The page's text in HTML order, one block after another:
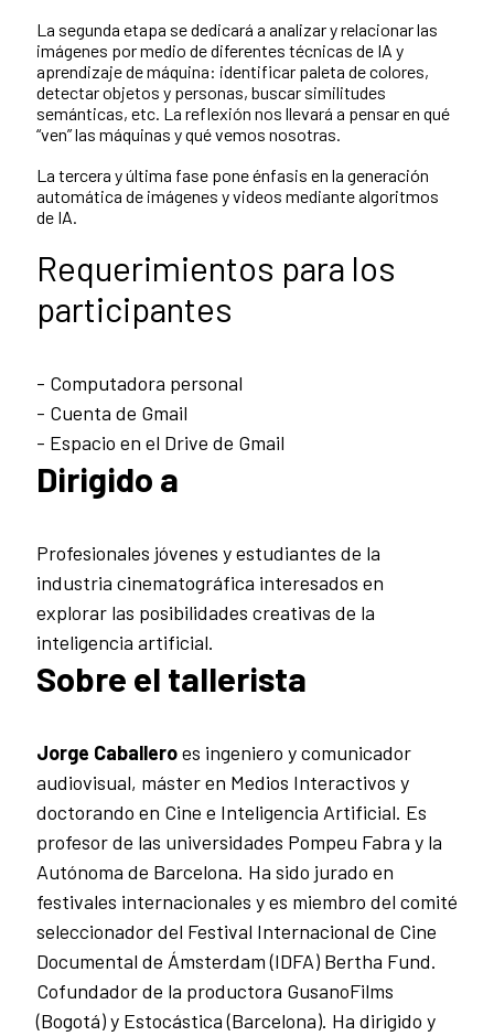
La segunda etapa se dedicará a analizar y relacionar las
imágenes por medio de diferentes técnicas de IA y
aprendizaje de máquina: identificar paleta de colores,
detectar objetos y personas, buscar similitudes
semánticas, etc. La reflexión nos llevará a pensar en qué
“ven” las máquinas y qué vemos nosotras.
La tercera y última fase pone énfasis en la generación
automática de imágenes y videos mediante algoritmos
de IA.
Requerimientos para los
participantes
- Computadora personal
- Cuenta de Gmail
- Espacio en el Drive de Gmail
Dirigido a
Profesionales jóvenes y estudiantes de la
industria cinematográfica interesados en
explorar las posibilidades creativas de la
inteligencia artificial.
Sobre el tallerista
Jorge Caballeroes ingeniero y comunicador
audiovisual, máster en Medios Interactivos y
doctorando en Cine e Inteligencia Artificial. Es
profesor de las universidades Pompeu Fabra y la
Autónoma de Barcelona. Ha sido jurado en
festivales internacionales y es miembro del comité
seleccionador del Festival Internacional de Cine
Documental de Ámsterdam (IDFA) Bertha Fund.
Cofundador de la productora GusanoFilms
(Bogotá) y Estocástica (Barcelona). Ha dirigido y